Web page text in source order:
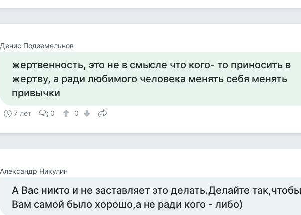
Денис Подземельнов
жертвенность, это не в смысле что кого- то приносить в
жертву, а ради любимого человека менять себя менять
привычки
7 лет 0 0
Алекcандр Никулин
А Вас никто и не заставляет это делать.Делайте так,чтобы
Вам самой было хорошо,а не ради кого - либо)